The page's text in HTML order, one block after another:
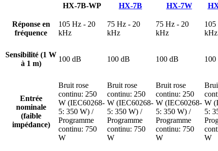
HX-7B-WP
HX-7B HX-7W
Réponse en
fréquence
105 Hz - 20
kHz
75 Hz - 20
kHz
75 Hz - 20
kHz
kHz
Sensibilité (1 W
à 1 m)
100 dB 100 dB 100 dB
Entrée
nominale
(faible
impédance)
Bruit rose
continu: 250
W (IEC60268-
5: 350 W) /
Programme
continu: 750
W
Bruit rose
continu: 250
W (IEC60268-
5: 350 W) /
Programme
continu: 750
W
Bruit rose
continu: 250
W (IEC60268-
5: 350 W) /
Programme
continu: 750
W
W
5:
W